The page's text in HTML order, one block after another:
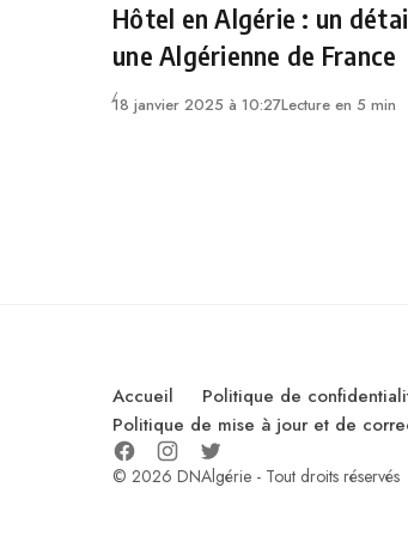
Hôtel en Algérie : un
une Algérienne de France
18 janvier 2025 à 10:27Lecture en 5 min
Accueil Politique de
Politique de mise à jour et de
© 2026 DNAlgérie - Tout droits réservés